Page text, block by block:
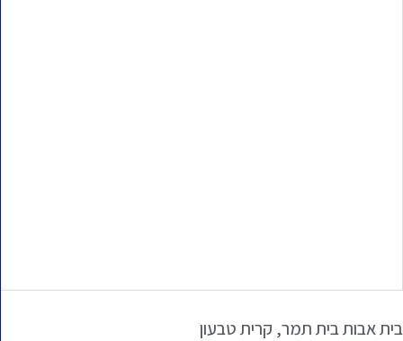
בית אבות בית תמר, קרית טבעון